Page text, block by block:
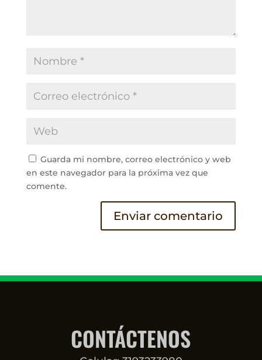
Guarda mi nombre, correo electrónico y web
en este navegador para la próxima vez que
comente.
CONTÁCTENOS